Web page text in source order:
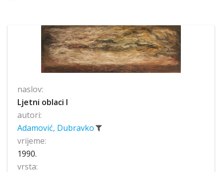
naslov:
Ljetni oblaci I
autori:
Adamović, Dubravko
vrijeme:
1990.
vrsta: